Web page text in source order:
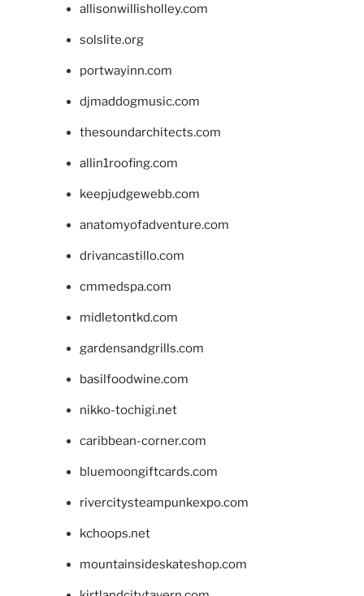
allisonwillisholley.com
solslite.org
portwayinn.com
djmaddogmusic.com
thesoundarchitects.com
allin1roofing.com
keepjudgewebb.com
anatomyofadventure.com
drivancastillo.com
cmmedspa.com
midletontkd.com
gardensandgrills.com
basilfoodwine.com
nikko-tochigi.net
caribbean-corner.com
bluemoongiftcards.com
rivercitysteampunkexpo.com
kchoops.net
mountainsideskateshop.com